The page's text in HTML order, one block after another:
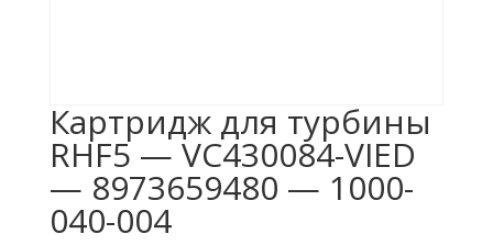
Картридж для турбины
RHF5 — VC430084-VIED
— 8973659480 — 1000-
040-004